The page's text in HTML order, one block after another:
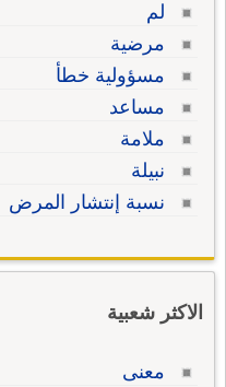
لم
مرضية
مسؤولية خطأ
مساعد
ملامة
نبيلة
نسبة إنتشار المرض
الاكثر شعبية
معنى